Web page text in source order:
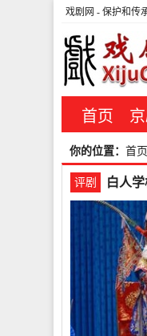
戏剧网 - 保护和传
首页 京
你的位置： 首页
评剧 白人